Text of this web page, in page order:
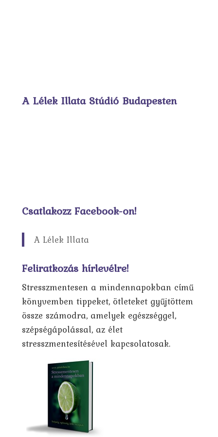
A Lélek Illata Stúdió Budapesten
Csatlakozz Facebook-on!
A Lélek Illata
Feliratkozás hírlevélre!
Stresszmentesen a mindennapokban című
könyvemben tippeket, ötleteket gyűjtöttem
össze számodra, amelyek egészséggel,
szépségápolással, az élet
stresszmentesítésével kapcsolatosak.